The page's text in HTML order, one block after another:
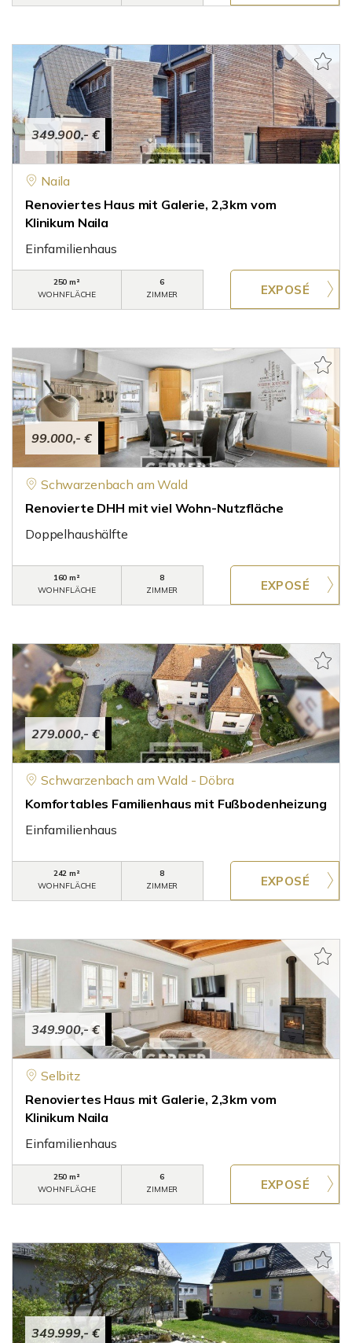
349.900,- €
Naila
Renoviertes Haus mit Galerie, 2,3km vom
Klinikum Naila
Einfamilienhaus
250 m²
WOHNFLÄCHE
6
ZIMMER
99.000,- €
Schwarzenbach am Wald
Renovierte DHH mit viel Wohn-Nutzfläche
Doppelhaushälfte
160 m²
WOHNFLÄCHE
8
ZIMMER
279.000,- €
Schwarzenbach am Wald - Döbra
Komfortables Familienhaus mit Fußbodenheizung
Einfamilienhaus
242 m²
WOHNFLÄCHE
8
ZIMMER
349.900,- €
Selbitz
Renoviertes Haus mit Galerie, 2,3km vom
Klinikum Naila
Einfamilienhaus
250 m²
WOHNFLÄCHE
6
ZIMMER
349.999,- €